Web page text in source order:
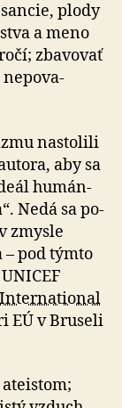
plody
a meno
zba­vo­vať
ne­po­va­
nastolili
aby sa
humán­
Nedá sa po­
zmysle
pod týmto
Inter­na­tional
EÚ v Bruseli